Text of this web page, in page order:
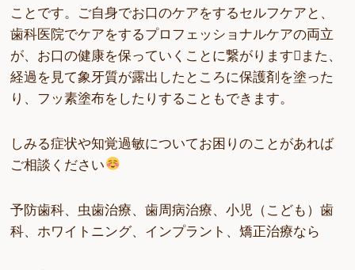
ことです。ご自身でお口のケアをするセルフケアと、
歯科医院でケアをするプロフェッショナルケアの両立
が、お口の健康を保っていくことに繋がりますまた、
経過を見て象牙質が露出したところに保護剤を塗った
り、フッ素塗布をしたりすることもできます。
しみる症状や知覚過敏についてお困りのことがあれば
ご相談ください
予防歯科、虫歯治療、歯周病治療、小児（こども）歯
科、ホワイトニング、インプラント、矯正治療なら